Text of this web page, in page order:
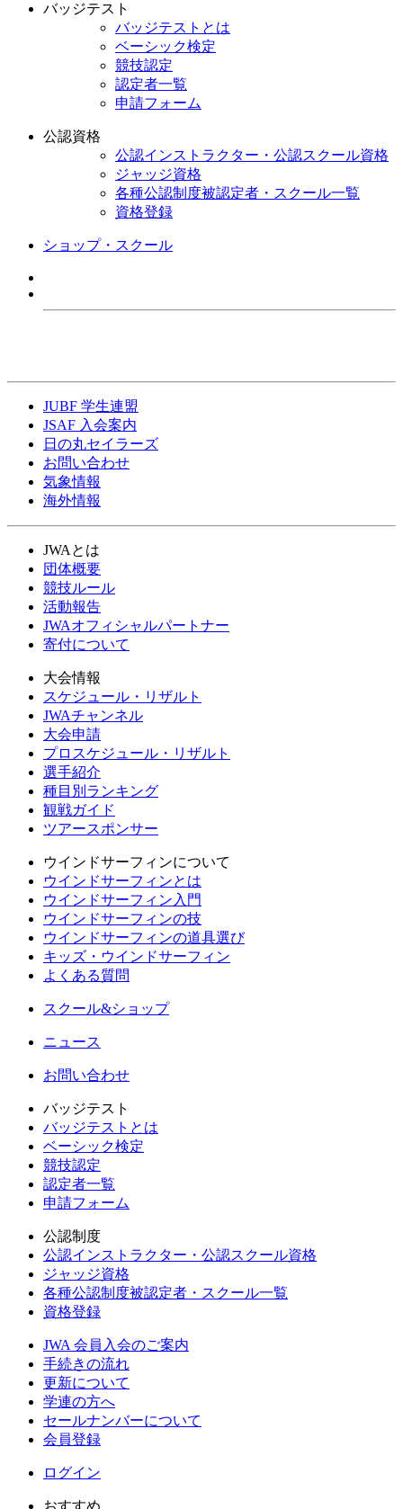
バッジテスト
バッジテストとは
ベーシック検定
競技認定
認定者一覧
申請フォーム
公認資格
公認インストラクター・公認スクール資格
ジャッジ資格
各種公認制度被認定者・スクール一覧
資格登録
ショップ・スクール
JUBF 学生連盟
JSAF 入会案内
日の丸セイラーズ
お問い合わせ
気象情報
海外情報
JWAとは
団体概要
競技ルール
活動報告
JWAオフィシャルパートナー
寄付について
大会情報
スケジュール・リザルト
JWAチャンネル
大会申請
プロスケジュール・リザルト
選手紹介
種目別ランキング
観戦ガイド
ツアースポンサー
ウインドサーフィンについて
ウインドサーフィンとは
ウインドサーフィン入門
ウインドサーフィンの技
ウインドサーフィンの道具選び
キッズ・ウインドサーフィン
よくある質問
スクール&ショップ
ニュース
お問い合わせ
バッジテスト
バッジテストとは
ベーシック検定
競技認定
認定者一覧
申請フォーム
公認制度
公認インストラクター・公認スクール資格
ジャッジ資格
各種公認制度被認定者・スクール一覧
資格登録
JWA 会員入会のご案内
手続きの流れ
更新について
学連の方へ
セールナンバーについて
会員登録
ログイン